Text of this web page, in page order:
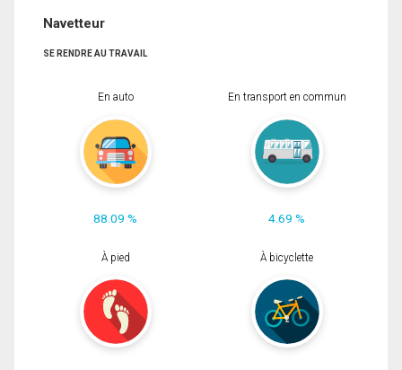
Navetteur
SE RENDRE AU TRAVAIL
En auto
88.09 %
En transport en commun
4.69 %
À pied À bicyclette